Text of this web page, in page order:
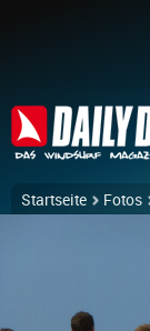
Startseite Fotos